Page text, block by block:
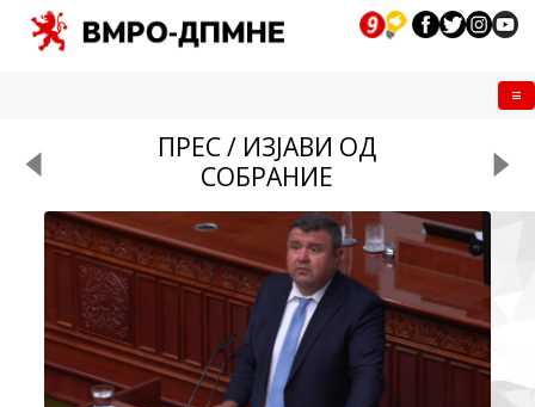
ПРЕС / ИЗЈАВИ ОД
СОБРАНИЕ